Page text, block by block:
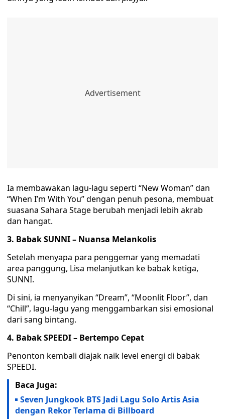
Ia membawakan lagu-lagu seperti “New Woman” dan
“When I’m With You” dengan penuh pesona, membuat
suasana Sahara Stage berubah menjadi lebih akrab
dan hangat.
3. Babak SUNNI – Nuansa Melankolis
Setelah menyapa para penggemar yang memadati
area panggung, Lisa melanjutkan ke babak ketiga,
SUNNI.
Di sini, ia menyanyikan “Dream”, “Moonlit Floor”, dan
“Chill”, lagu-lagu yang menggambarkan sisi emosional
dari sang bintang.
4. Babak SPEEDI – Bertempo Cepat
Penonton kembali diajak naik level energi di babak
SPEEDI.
Baca Juga:
Seven Jungkook BTS Jadi Lagu Solo Artis Asia
dengan Rekor Terlama di Billboard